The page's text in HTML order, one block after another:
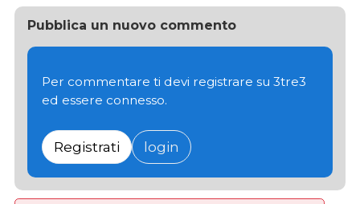
Pubblica un nuovo commento
Per commentare ti devi registrare su 3tre3
ed essere connesso.
Registrati login